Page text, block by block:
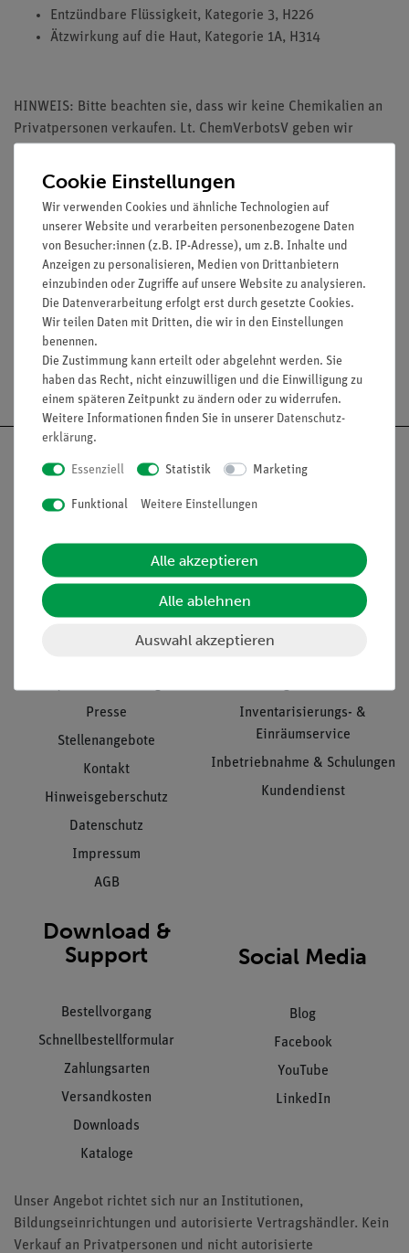
Entzündbare Flüssigkeit, Kategorie 3, H226
Ätzwirkung auf die Haut, Kategorie 1A, H314
HINWEIS: Bitte beachten sie, dass wir keine Chemikalien an
Privatpersonen verkaufen. Lt. ChemVerbotsV geben wir
Verwender und öffentliche Forschungs- Untersuchungs und
Media / Downloads
Versandkostenfrei ab 300,- €
Nach oben
Informationen
Presse
Stellenangebote
Kontakt
Hinweisgeberschutz
Datenschutz
Impressum
AGB
Inventarisierungs- &
Einräumservice
Inbetriebnahme & Schulungen
Kundendienst
Download &
Support
Bestellvorgang
Schnellbestellformular
Zahlungsarten
Versandkosten
Downloads
Kataloge
Social Media
Blog
Facebook
YouTube
LinkedIn
Unser Angebot richtet sich nur an Institutionen,
Bildungseinrichtungen und autorisierte Vertragshändler. Kein
Verkauf an Privatpersonen und nicht autorisierte
Cookie Einstellungen
Wir verwenden Cookies und ähnliche Technologien auf
unserer Website und verarbeiten personenbezogene Daten
von Besucher:innen (z.B. IP-Adresse), um z.B. Inhalte und
Anzeigen zu personalisieren, Medien von Drittanbietern
einzubinden oder Zugriffe auf unsere Website zu analysieren.
Die Datenverarbeitung erfolgt erst durch gesetzte Cookies.
Wir teilen Daten mit Dritten, die wir in den Einstellungen
benennen.
Die Zustimmung kann erteilt oder abgelehnt werden. Sie
haben das Recht, nicht einzuwilligen und die Einwilligung zu
einem späteren Zeitpunkt zu ändern oder zu widerrufen.
Weitere Informationen finden Sie in unserer Daten­schutz­
erklärung.
Essenziell Statistik Marketing
Funktional Weitere Einstellungen
Alle akzeptieren
Alle ablehnen
Auswahl akzeptieren